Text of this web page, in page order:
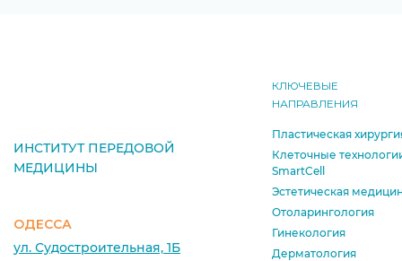
ИНСТИТУТ ПЕРЕДОВОЙ
МЕДИЦИНЫ
ОДЕССА
ул. Судостроительная, 1Б
КЛЮЧЕВЫЕ
НАПРАВЛЕНИЯ
Пластическая
Клеточные
SmartCell
Эстетическая
Отоларингология
Гинекология
Дерматология